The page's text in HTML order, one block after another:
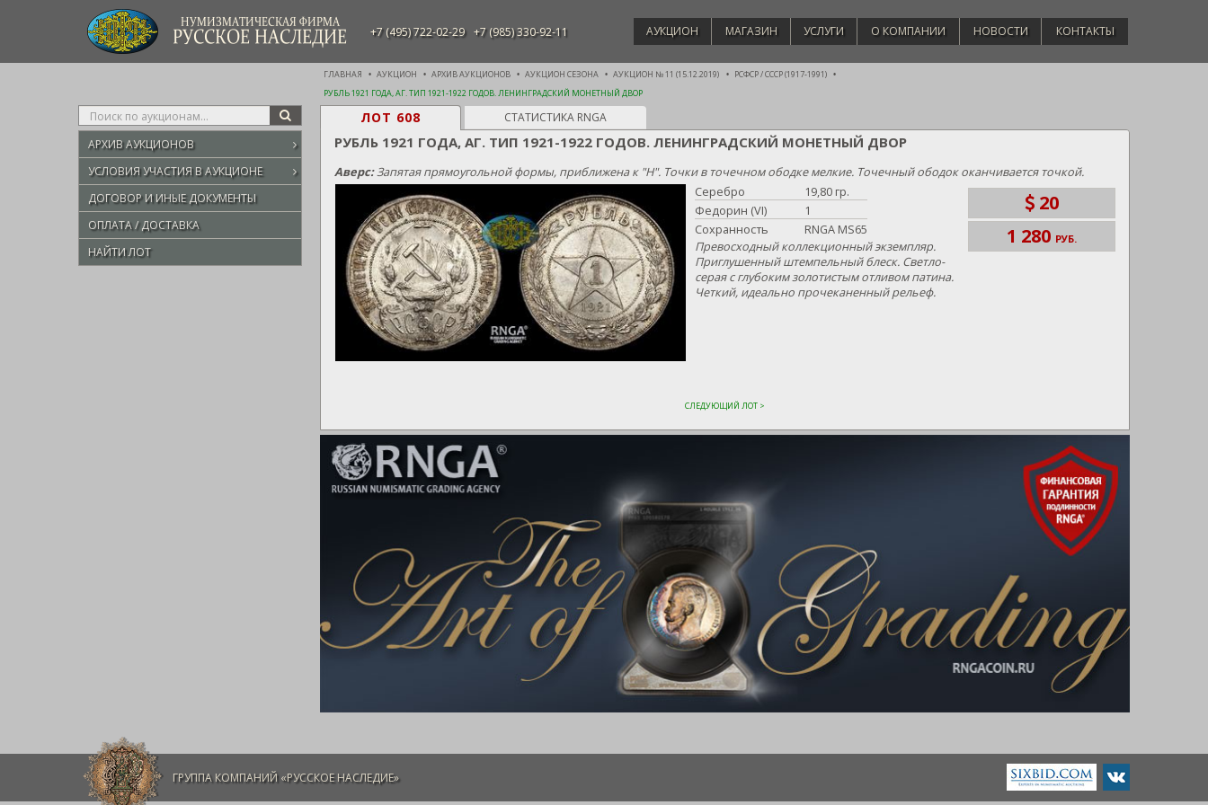
НУМИЗМАТИЧЕСКАЯ ФИРМА
РУССКОЕ НАСЛЕДИЕ +7 (495) 722-02-29 +7 (985) 330-92-11 АУКЦИОН МАГАЗИН УСЛУГИ О КОМПАНИИ НОВОСТИ КОНТАКТЫ
ГЛАВНАЯ АУКЦИОН АРХИВ АУКЦИОНОВ АУКЦИОН СЕЗОНА АУКЦИОН № 11 (15.12.2019)
РСФСР / СССР (1917-1991)
РУБЛЬ 1921 ГОДА, АГ. ТИП 1921-1922 ГОДОВ. ЛЕНИНГРАДСКИЙ МОНЕТНЫЙ ДВОР
Type
your
search
here
SEARCH
АРХИВ АУКЦИОНОВ
УСЛОВИЯ УЧАСТИЯ В АУКЦИОНЕ
ДОГОВОР И ИНЫЕ ДОКУМЕНТЫ
ОПЛАТА / ДОСТАВКА
НАЙТИ ЛОТ
ЛОТ 608 СТАТИСТИКА RNGA
РУБЛЬ 1921 ГОДА, АГ. ТИП 1921-1922 ГОДОВ. ЛЕНИНГРАДСКИЙ МОНЕТНЫЙ ДВОР
Аверс:Запятая прямоугольной формы, приближена к "Н". Точки в точечном ободке мелкие. Точечный ободок оканчивается точкой.
Серебро
19,80 гр.
Федорин (VI)
1
Сохранность
RNGA MS65
Превосходный коллекционный экземпляр.
Приглушенный штемпельный блеск. Светло-
серая с глубоким золотистым отливом патина.
Четкий, идеально прочеканенный рельеф.
20
1 280 РУБ.
СЛЕДУЮЩИЙ ЛОТ >
ГРУППА КОМПАНИЙ «РУССКОЕ НАСЛЕДИЕ»